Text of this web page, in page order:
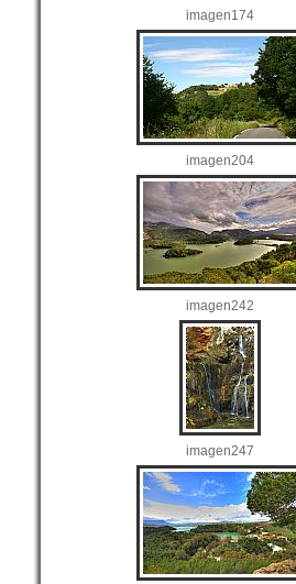
imagen174
imagen204
imagen242
imagen247